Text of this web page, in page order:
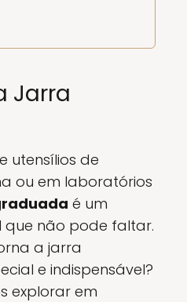
Jarra
utensílios de
ou em laboratórios
é um
que não pode faltar.
a jarra
e indispensável?
explorar em